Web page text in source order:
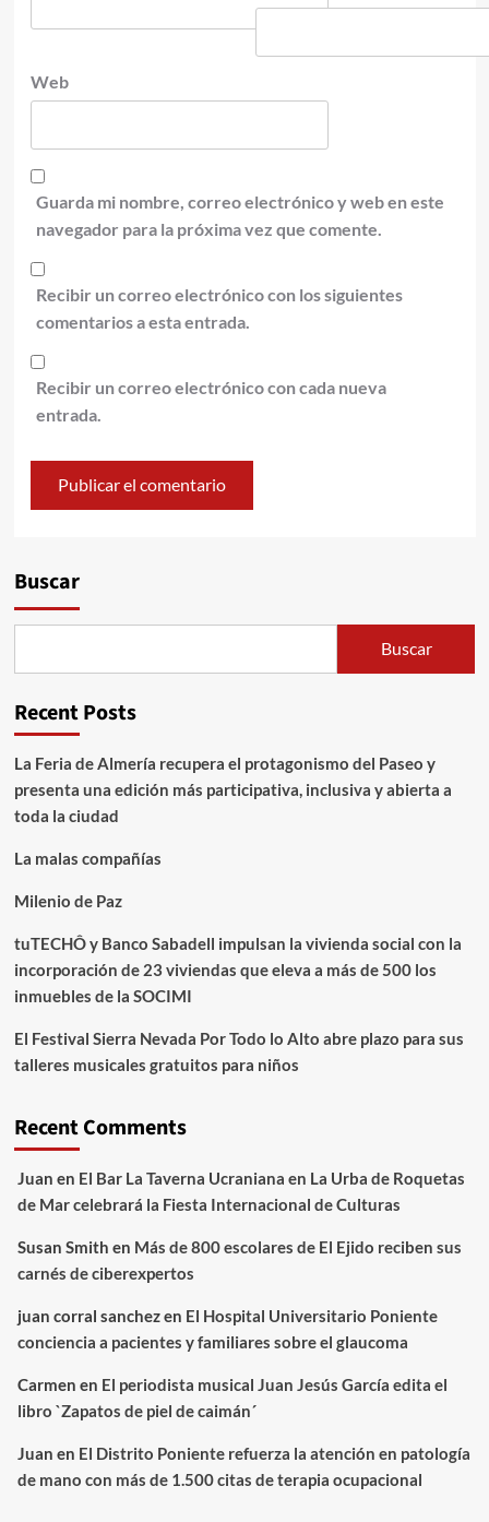
Web
Guarda mi nombre, correo electrónico y web en este
navegador para la próxima vez que comente.
Recibir un correo electrónico con los siguientes
comentarios a esta entrada.
Recibir un correo electrónico con cada nueva
entrada.
Buscar
Buscar
Recent Posts
La Feria de Almería recupera el protagonismo del Paseo y
presenta una edición más participativa, inclusiva y abierta a
toda la ciudad
La malas compañías
Milenio de Paz
tuTECHÔ y Banco Sabadell impulsan la vivienda social con la
incorporación de 23 viviendas que eleva a más de 500 los
inmuebles de la SOCIMI
El Festival Sierra Nevada Por Todo lo Alto abre plazo para sus
talleres musicales gratuitos para niños
Recent Comments
Juan en El Bar La Taverna Ucraniana en La Urba de Roquetas
de Mar celebrará la Fiesta Internacional de Culturas
Susan Smith en Más de 800 escolares de El Ejido reciben sus
carnés de ciberexpertos
juan corral sanchezen El Hospital Universitario Poniente
conciencia a pacientes y familiares sobre el glaucoma
Carmen en El periodista musical Juan Jesús García edita el
libro `Zapatos de piel de caimán´
Juan en El Distrito Poniente refuerza la atención en patología
de mano con más de 1.500 citas de terapia ocupacional